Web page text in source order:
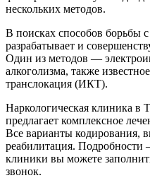
нескольких методов.
В поисках способов борьбы
разрабатывает и
Один из методов —
алкоголизма, также
транслокация (ИКТ).
Наркологическая клиника в
предлагает комплексное
Все варианты кодирования,
реабилитация. Подробности
клиники вы можете
звонок.